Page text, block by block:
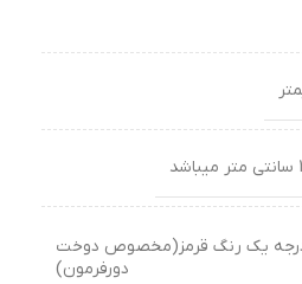
یک رنگ قرمز(مخصوص دوخت
دورفرمون)